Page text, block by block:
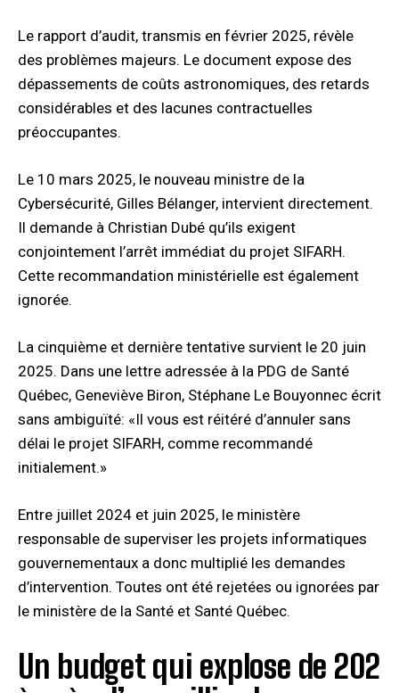
Le rapport d’audit, transmis en février 2025, révèle
des problèmes majeurs. Le document expose des
dépassements de coûts astronomiques, des retards
considérables et des lacunes contractuelles
préoccupantes.
Le 10 mars 2025, le nouveau ministre de la
Cybersécurité, Gilles Bélanger, intervient directement.
Il demande à Christian Dubé qu’ils exigent
conjointement l’arrêt immédiat du projet SIFARH.
Cette recommandation ministérielle est également
ignorée.
La cinquième et dernière tentative survient le 20 juin
2025. Dans une lettre adressée à la PDG de Santé
Québec, Geneviève Biron, Stéphane Le Bouyonnec écrit
sans ambiguïté: «Il vous est réitéré d’annuler sans
délai le projet SIFARH, comme recommandé
initialement.»
Entre juillet 2024 et juin 2025, le ministère
responsable de superviser les projets informatiques
gouvernementaux a donc multiplié les demandes
d’intervention. Toutes ont été rejetées ou ignorées par
le ministère de la Santé et Santé Québec.
Un budget qui explose de 202